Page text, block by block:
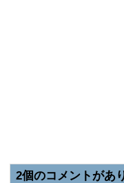
2個のコメントがあ